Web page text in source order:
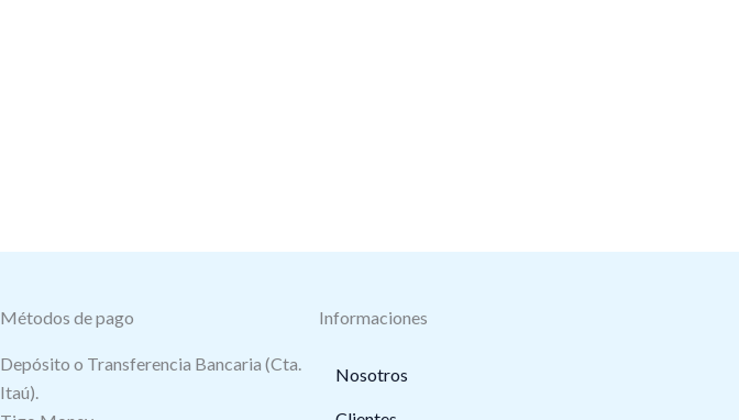
Métodos de pago Informaciones
Depósito o Transferencia Bancaria (Cta.
Itaú).
Nosotros